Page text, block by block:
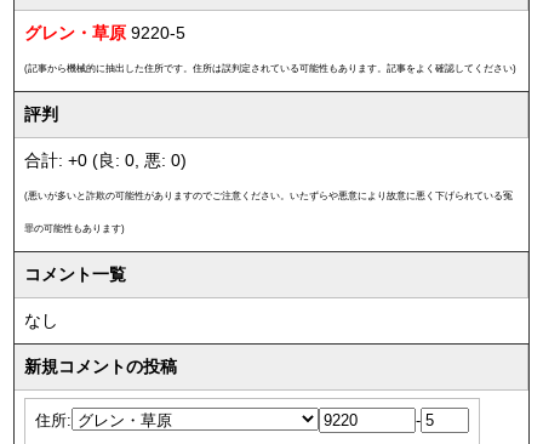
グレン・草原 9220-5
(記事から機械的に抽出した住所です。住所は誤判定されている可能性もあります。記事をよく確認してください)
評判
合計: +0 (良: 0, 悪: 0)
(悪いが多いと詐欺の可能性がありますのでご注意ください。いたずらや悪意により故意に悪く下げられている冤
罪の可能性もあります)
コメント一覧
なし
新規コメントの投稿
住所: -